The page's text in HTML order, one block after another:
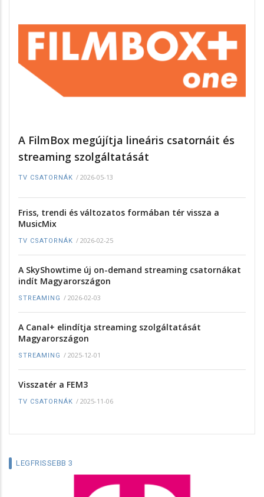
A FilmBox megújítja lineáris csatornáit és
streaming szolgáltatását
TV CSATORNÁK / 2026-05-13
Friss, trendi és változatos formában tér vissza a
MusicMix
TV CSATORNÁK / 2026-02-25
A SkyShowtime új on-demand streaming csatornákat
indít Magyarországon
STREAMING / 2026-02-03
A Canal+ elindítja streaming szolgáltatását
Magyarországon
STREAMING / 2025-12-01
Visszatér a FEM3
TV CSATORNÁK / 2025-11-06
LEGFRISSEBB 3